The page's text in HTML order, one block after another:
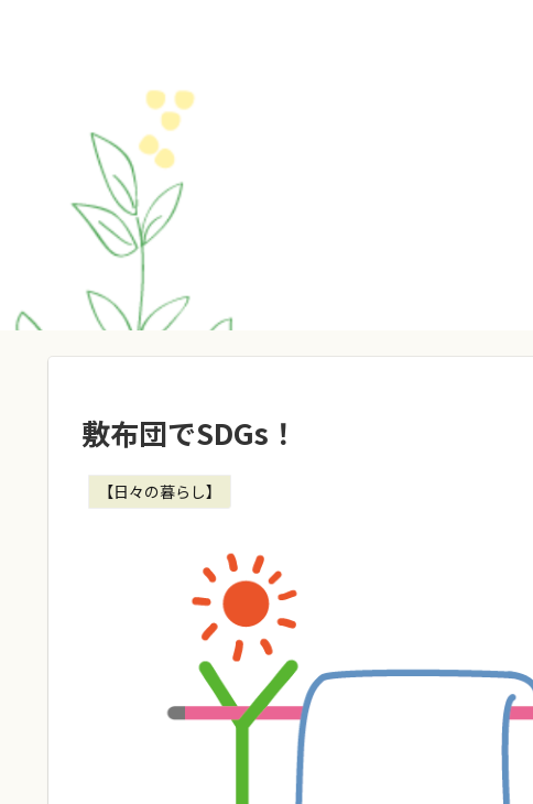
敷布団でSDGs！
【日々の暮らし】